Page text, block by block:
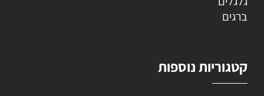
ברגים
קטגוריות נוספות